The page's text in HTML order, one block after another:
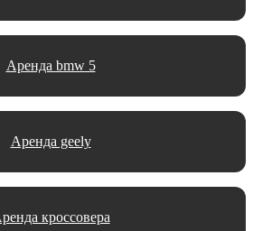
Аренда bmw 5
Аренда geely
кроссовера